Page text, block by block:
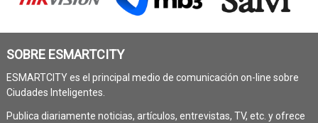
SOBRE ESMARTCITY
ESMARTCITY es el principal medio de comunicación on-line sobre
Ciudades Inteligentes.
Publica diariamente noticias, artículos, entrevistas, TV, etc. y ofrece